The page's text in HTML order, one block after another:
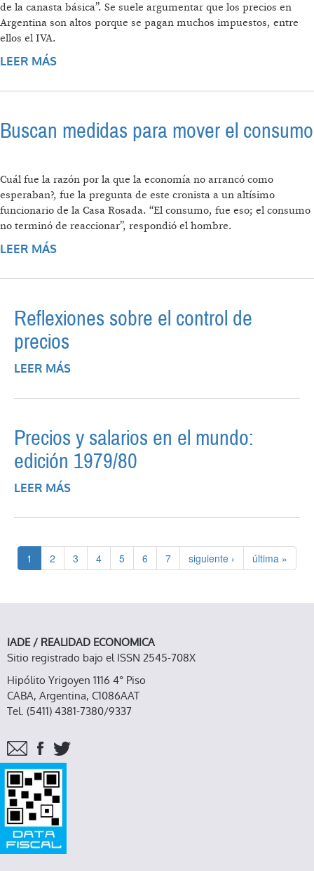
de la canasta básica”. Se suele argumentar que los precios en
Argentina son altos porque se pagan muchos impuestos, entre
ellos el IVA.
LEER MÁS
Buscan medidas para mover el consumo
Cuál fue la razón por la que la economía no arrancó como
esperaban?, fue la pregunta de este cronista a un altísimo
funcionario de la Casa Rosada. “El consumo, fue eso; el consumo
no terminó de reaccionar”, respondió el hombre.
LEER MÁS
Reflexiones sobre el control de
precios
LEER MÁS
Precios y salarios en el mundo:
edición 1979/80
LEER MÁS
1 2 3 4 5 6 7 siguiente › última »
IADE / REALIDAD ECONOMICA
Sitio registrado bajo el ISSN 2545-708X
Hipólito Yrigoyen 1116 4° Piso
CABA, Argentina, C1086AAT
Tel. (5411) 4381-7380/9337